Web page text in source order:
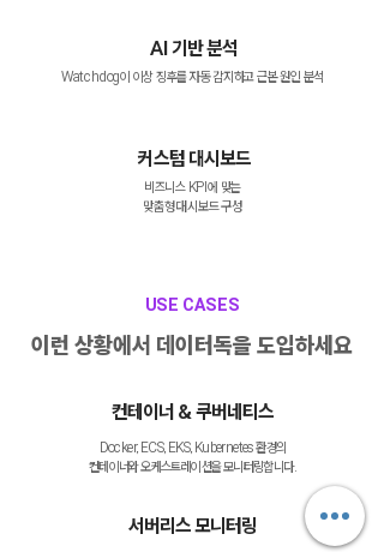
AI 기반 분석
Watchdog이 이상 징후를 자동 감지하고 근본 원인 분석
커스텀 대시보드
비즈니스 KPI에 맞는
맞춤형 대시보드 구성
USE CASES
​이런 상황에서 데이터독을 도입하세요
컨테이너 & 쿠버네티스
Docker, ECS, EKS, Kubernetes 환경의
컨테이너와 오케스트레이션을 모니터링합니다.
서버리스 모니터링